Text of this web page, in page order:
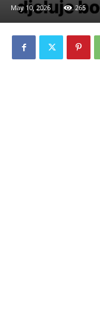
May 10, 2026 265